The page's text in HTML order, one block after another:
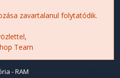
zavartalanul folytatódik.
Team
- RAM